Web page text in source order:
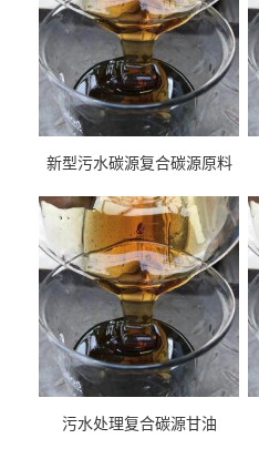
新型污水碳源复合碳源原料
污水处理复合碳源甘油